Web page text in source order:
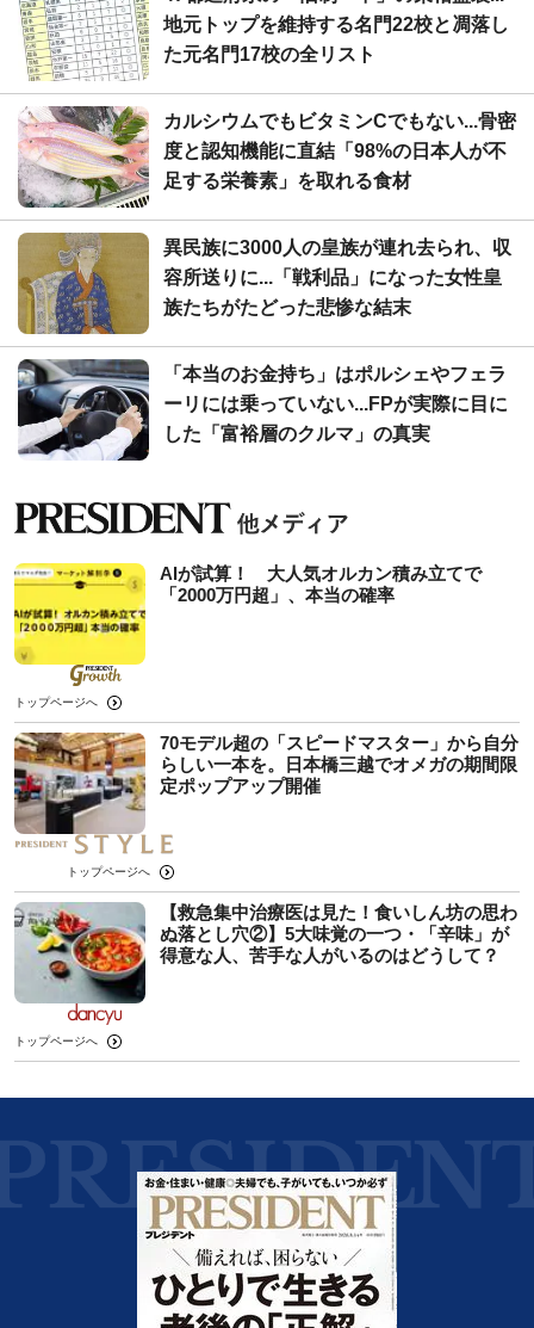
地元トップを維持する名門22校と凋落し
た元名門17校の全リスト
カルシウムでもビタミンCでもない...骨密
度と認知機能に直結「98%の日本人が不
足する栄養素」を取れる食材
異民族に3000人の皇族が連れ去られ、収
容所送りに...「戦利品」になった女性皇
族たちがたどった悲惨な結末
「本当のお金持ち」はポルシェやフェラ
ーリには乗っていない...FPが実際に目に
した「富裕層のクルマ」の真実
AIが試算！ 大人気オルカン積み立てで
「2000万円超」、本当の確率
トップページへ
70モデル超の「スピードマスター」から自分
らしい一本を。日本橋三越でオメガの期間限
定ポップアップ開催
トップページへ
【救急集中治療医は見た！食いしん坊の思わ
ぬ落とし穴②】5大味覚の一つ・「辛味」が
得意な人、苦手な人がいるのはどうして？
トップページへ